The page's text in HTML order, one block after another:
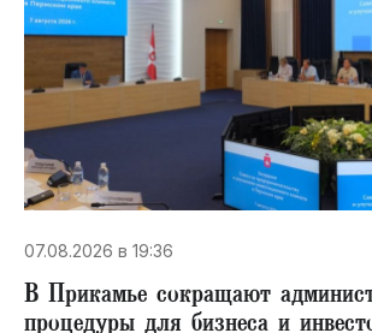
07.08.2026 в 19:36
В Прикамье сокращают